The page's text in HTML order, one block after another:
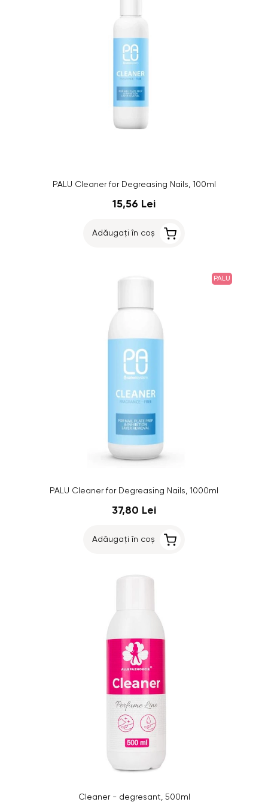
PALU Cleaner for Degreasing Nails, 100ml
15,56 Lei
Adăugați în coș
PALU
PALU Cleaner for Degreasing Nails, 1000ml
37,80 Lei
Adăugați în coș
Cleaner - degresant, 500ml